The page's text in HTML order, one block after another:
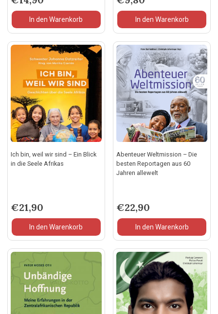
In den Warenkorb In den Warenkorb
Ich bin, weil wir sind – Ein Blick
in die Seele Afrikas
€21,90
In den Warenkorb
Abenteuer Weltmission – Die
besten Reportagen aus 60
Jahren allewelt
€22,90
In den Warenkorb